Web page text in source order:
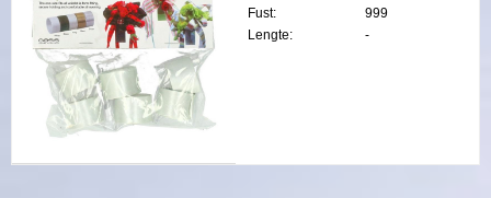
Fust:
999
Lengte:
-